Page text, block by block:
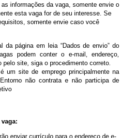
as informações da vaga, somente envie o
esta vaga for de seu interesse. Se
somente envie caso você
da página em leia “Dados de envio” do
podem conter o e-mail, endereço,
pelo site, siga o procedimento correto.
um site de emprego principalmente na
não contrata e não participa de
enviar currículo para o endereço de e-